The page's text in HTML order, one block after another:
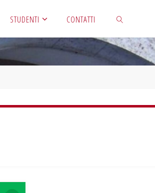
STUDENTI CONTATTI
CERCA